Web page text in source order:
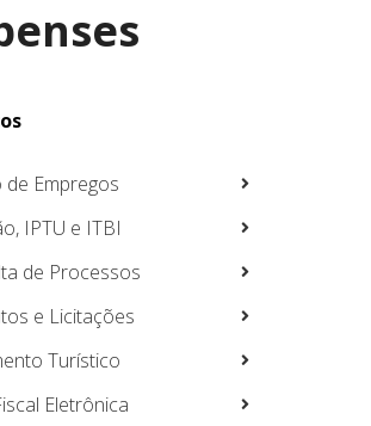
de Empregos
IPTU e ITBI
de Processos
e Licitações
Turístico
Eletrônica